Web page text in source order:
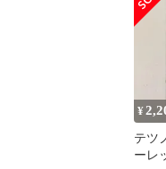
¥
テツ
ーレ